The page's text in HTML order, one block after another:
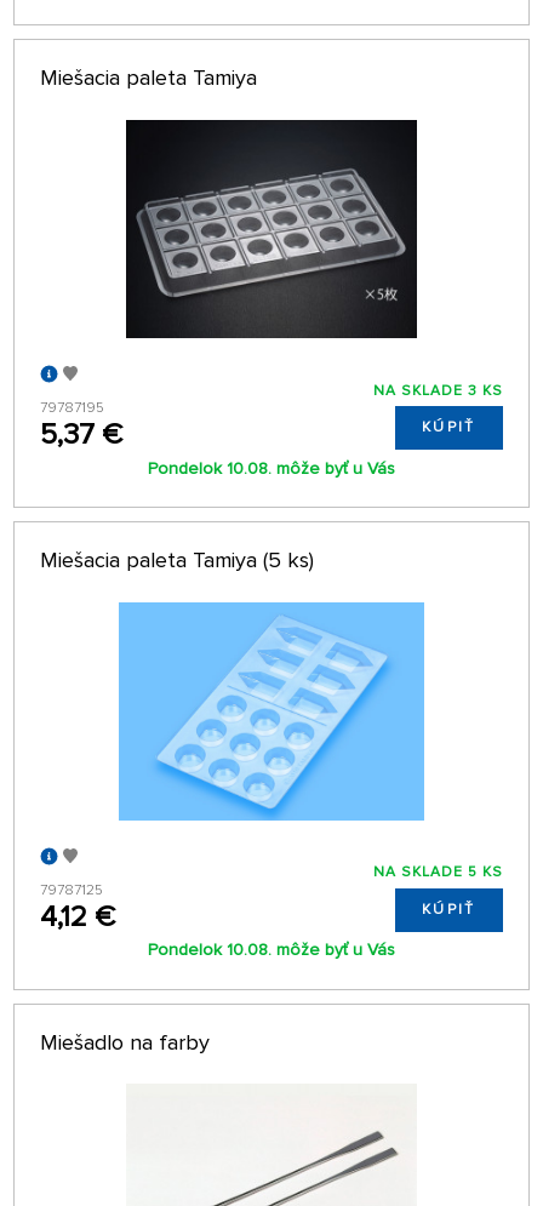
Miešacia paleta Tamiya
79787195
5,37 €
NA SKLADE 3 KS
KÚPIŤ
Pondelok 10.08. môže byť u Vás
Miešacia paleta Tamiya (5 ks)
79787125
4,12 €
NA SKLADE 5 KS
KÚPIŤ
Pondelok 10.08. môže byť u Vás
Miešadlo na farby